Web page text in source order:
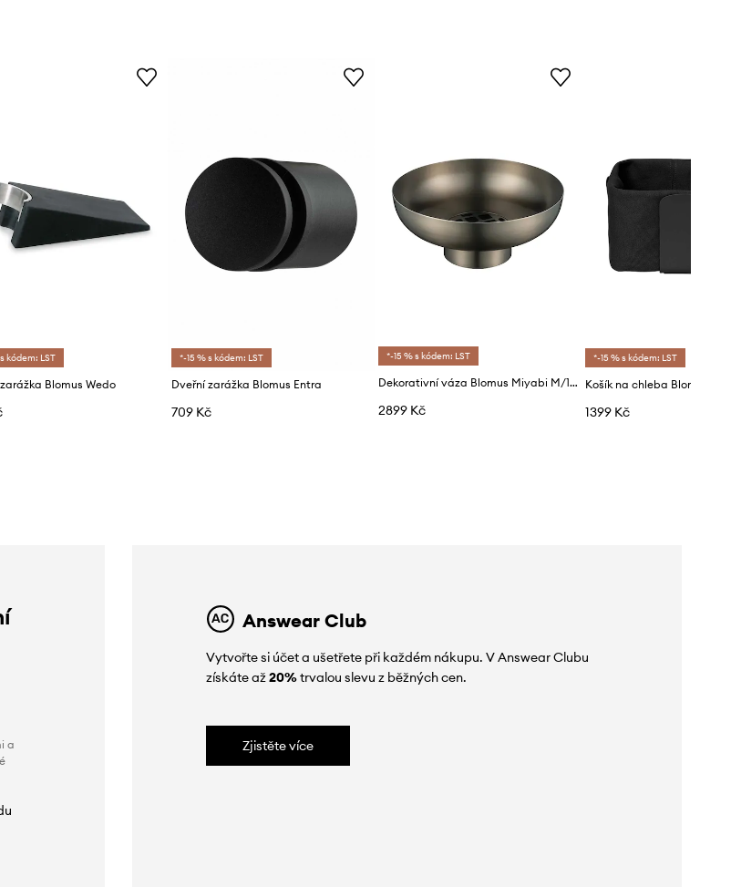
kódem: LST
Blomus Wedo
*-15 % s kódem: LST
Dveřní zarážka Blomus Entra
709 Kč
*-15 % s kódem: LST
Dekorativní váza Blomus Miyabi M/10 x 22 x 23 cm
2899 Kč
*-15 % s kódem: LST
Košík na chleba Blomus
1399 Kč
a
Answear Club
Vytvořte si účet a ušetřete při každém nákupu. V Answear Clubu
získáte až20%trvalou slevu z běžných cen.
Zjistěte více